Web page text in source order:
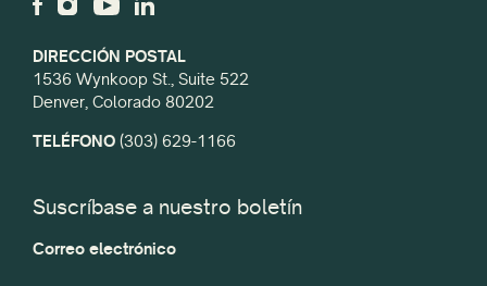
DIRECCIÓN POSTAL
1536 Wynkoop St., Suite 522
Denver, Colorado 80202
TELÉFONO (303) 629-1166
Suscríbase a nuestro boletín
Correo electrónico